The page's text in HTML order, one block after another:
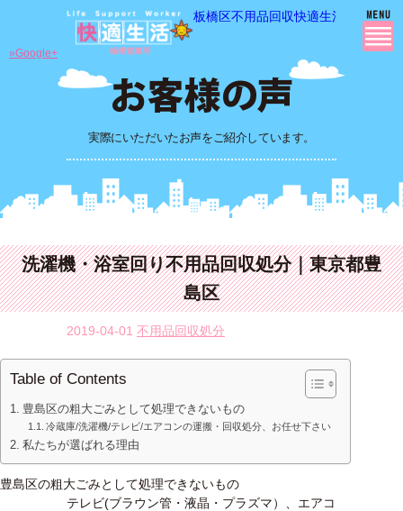
板橋区不用品回収快適生活の 不用
実際にいただいたお声をご紹介しています。
»Google+
洗濯機・浴室回り不用品回収処分｜東京都豊
島区
2019-04-01 不用品回収処分
Table of Contents
豊島区の粗大ごみとして処理できないもの
冷蔵庫/洗濯機/テレビ/エアコンの運搬・回収処分、お任せ下さい
私たちが選ばれる理由
豊島区の粗大ごみとして処理できないもの
テレビ(ブラウン管・液晶・プラズマ）、エアコ